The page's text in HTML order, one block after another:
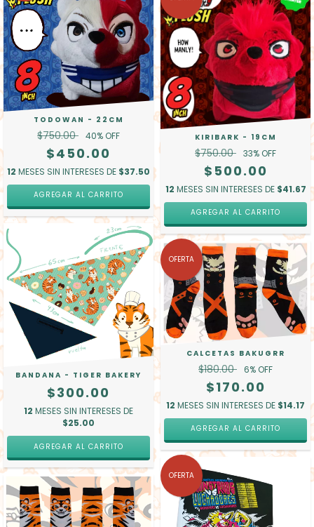
TODOWAN - 22CM
$750.00 40% OFF
$450.00
12 MESES SIN INTERESES DE $37.50
AGREGAR AL CARRITO
KIRIBARK - 19CM
$750.00 33% OFF
$500.00
12 MESES SIN INTERESES DE $41.67
AGREGAR AL CARRITO
BANDANA - TIGER BAKERY
$300.00
12 MESES SIN INTERESES DE
$25.00
OFERTA
CALCETAS BAKUGRR
$180.00 6% OFF
$170.00
12 MESES SIN INTERESES DE $14.17
AGREGAR AL CARRITO
OFERTA